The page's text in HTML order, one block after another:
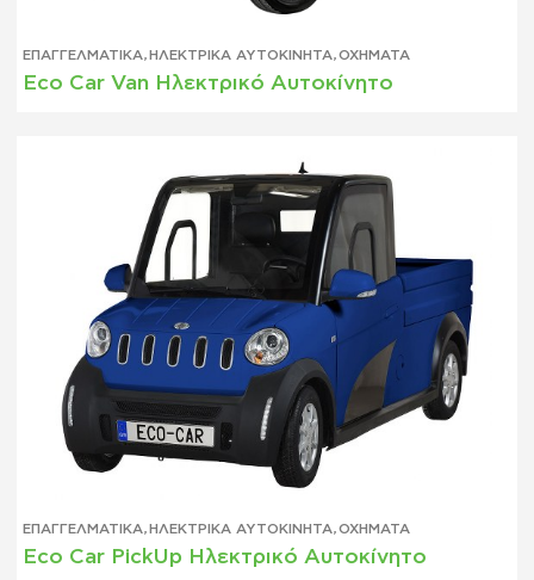
ΕΠΑΓΓΕΛΜΑΤΙΚΆ,ΗΛΕΚΤΡΙΚΆ ΑΥΤΟΚΊΝΗΤΑ,ΟΧΉΜΑΤΑ
Eco Car Van Ηλεκτρικό Αυτοκίνητο
ΕΠΑΓΓΕΛΜΑΤΙΚΆ,ΗΛΕΚΤΡΙΚΆ ΑΥΤΟΚΊΝΗΤΑ,ΟΧΉΜΑΤΑ
Eco Car PickUp Ηλεκτρικό Αυτοκίνητο